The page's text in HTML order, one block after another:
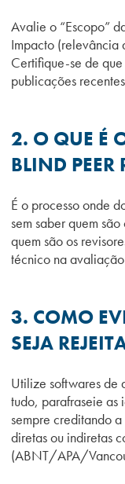
Avalie o “Escopo”
Impacto (relevância
Certifique-se de
publicações
2. O QUE É
BLIND PEER
É o processo onde
sem saber quem
quem são os
técnico na
3. COMO
SEJA
Utilize softwares de
tudo, parafraseie as
sempre creditando
diretas ou indiretas
(ABNT/APA/